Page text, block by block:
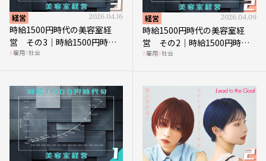
経営 2026.04.16
時給1500円時代の美容室経
営 その3｜時給1500円時
代、美容業はどのような影響
雇用 社会
経営 2026.04.09
時給1500円時代の美容室経
営 その2｜時給1500円時代
に支払う給与はいくらなのか
雇用 社会